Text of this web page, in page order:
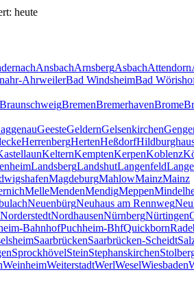
heute
AnsbachArnsbergAsbachAttendorn
AhrweilerBad WindsheimBad
BraunschweigBremenBremerhavenBrome
GeesteGeldernGelsenkirchen
HerrenbergHertenHeßdorf
KelternKemptenKerpenKoblenz
LandsbergLandshutLangenfeld
MagdeburgMahlowMainzMainz
MelleMendenMendigMeppen
NeuenbürgNeuhaus am Rennweg
NorderstedtNordhausenNürnbergNürtingen
BahnhofPuchheim-BhfQuickborn
SaarbrückenSaarbrücken-Scheidt
SprockhövelSteinStephanskirchen
WeinheimWeiterstadtWerlWeselWiesbaden